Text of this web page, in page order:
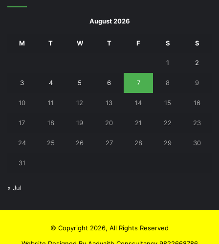
August 2026
M T W T F S S
1 2
3 4 5 6 7 8 9
10 11 12 13 14 15 16
17 18 19 20 21 22 23
24 25 26 27 28 29 30
31
« Jul
© Copyright 2026, All Rights Reserved